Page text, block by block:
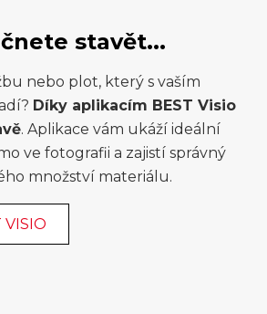
stavět...
nebo plot, který s vaším
Díky aplikacím BEST Visio
. Aplikace vám ukáží ideální
ve fotografii a zajistí správný
množství materiálu.
VISIO